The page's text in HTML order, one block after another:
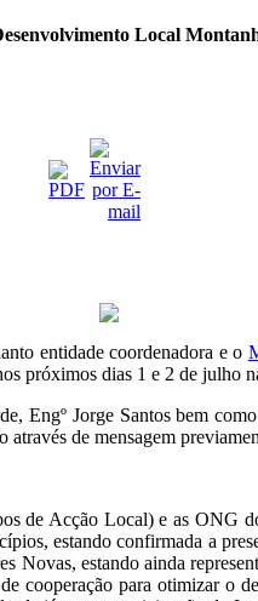
Local
entidade coordenadora e o
próximos dias 1 e 2 de julho
Jorge Santos bem
de mensagem
de Acção Local) e as ONG
estando confirmada a
estando ainda
cooperação para otimizar o